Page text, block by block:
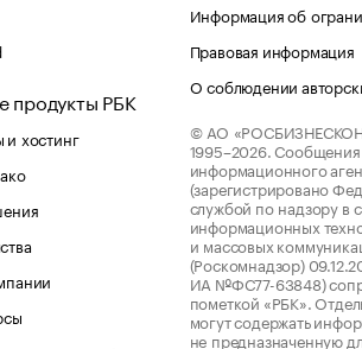
продукты РБК
хостинг
Информация об
Правовая информация
О соблюдении
© АО
1995–2026. Сообщения
информационного
(зарегистрировано
службой по надзору в
информационных
и массовых
(Роскомнадзор)
ИА №ФС77-63848)
пометкой «РБК».
могут содержать
не предназначенную